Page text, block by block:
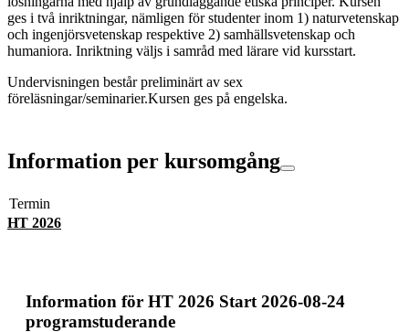
ges i två inriktningar, nämligen för studenter inom 1) naturvetenskap
och ingenjörsvetenskap respektive 2) samhällsvetenskap och
humaniora. Inriktning väljs i samråd med lärare vid kursstart.
Undervisningen består preliminärt av sex
föreläsningar/seminarier.Kursen ges på engelska.
Information per kursomgång
Termin
HT 2026
Information för HT 2026 Start 2026-08-24
programstuderande